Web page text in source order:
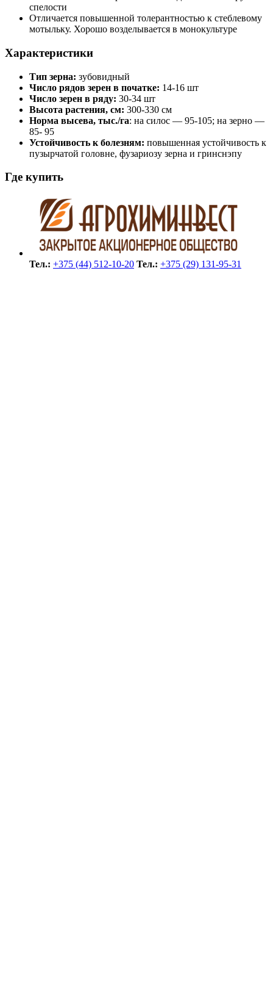
спелости
Отличается повышенной толерантностью к стеблевому
мотыльку. Хорошо возделывается в монокультуре
Характеристики
Тип зерна: зубовидный
Число рядов зерен в початке: 14-16 шт
Число зерен в ряду: 30-34 шт
Высота растения, см: 300-330 см
Норма высева, тыс./га: на силос — 95-105; на зерно —
85- 95
Устойчивость к болезням: повышенная устойчивость к
пузырчатой головне, фузариозу зерна и гринснэпу
Где купить
Тел.: +375 (44) 512-10-20 Тел.: +375 (29) 131-95-31